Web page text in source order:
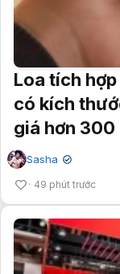
Loa tích
có kích
giá hơn 300
Sasha ✔
49 phút trước